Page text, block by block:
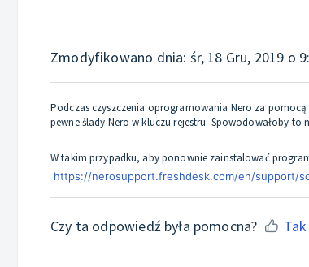
Zmodyfikowano dnia: śr, 18 Gru, 2019 o
Podczas czyszczenia oprogramowania Nero za
pewne ślady Nero w kluczu rejestru. Spowodowałoby to
W takim przypadku, aby ponownie zainstalować
https://nerosupport.freshdesk.com/en/support/
Czy ta odpowiedź była pomocna? Tak